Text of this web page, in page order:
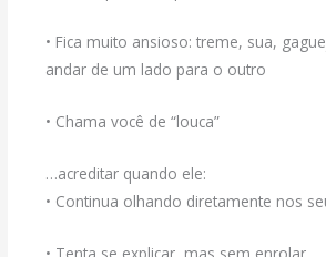
• Fica muito ansioso: treme, sua,
andar de um lado para o outro
• Chama você de “louca”
…acreditar quando ele:
• Continua olhando diretamente nos